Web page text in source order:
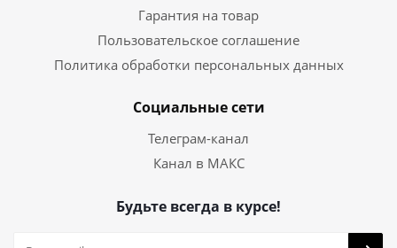
Гарантия на товар
Пользовательское соглашение
Политика обработки персональных данных
Социальные сети
Телеграм-канал
Канал в МАКС
Будьте всегда в курсе!